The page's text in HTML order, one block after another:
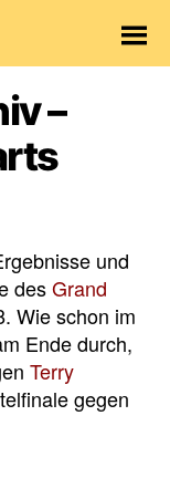
–
und
desGrand
Wie schon im
Ende durch,
Terry
gegen